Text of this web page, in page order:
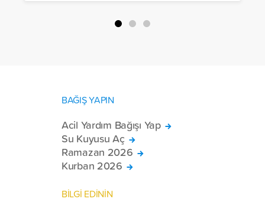
Halep, Hama, Humus ve İdlib
bölgelerinde zor şartlarda yaşayan
BAĞIŞ YAPIN
Acil Yardım Bağışı Yap
Su Kuyusu Aç
Ramazan 2026
Kurban 2026
BİLGİ EDİNİN